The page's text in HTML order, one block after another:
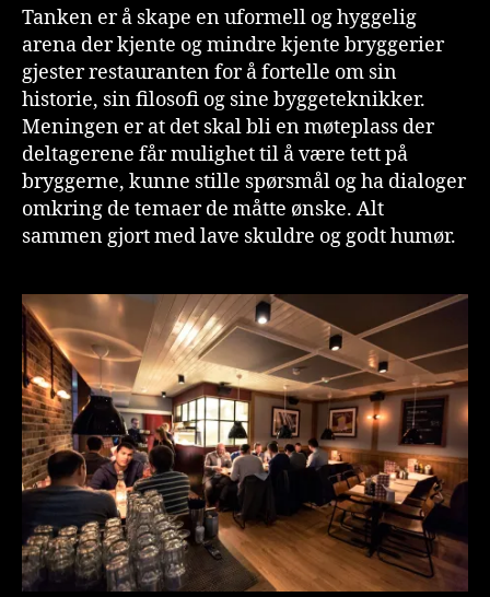
Tanken er å skape en uformell og hyggelig
arena der kjente og mindre kjente bryggerier
gjester restauranten for å fortelle om sin
historie, sin filosofi og sine byggeteknikker.
Meningen er at det skal bli en møteplass der
deltagerene får mulighet til å være tett på
bryggerne, kunne stille spørsmål og ha dialoger
omkring de temaer de måtte ønske. Alt
sammen gjort med lave skuldre og godt humør.